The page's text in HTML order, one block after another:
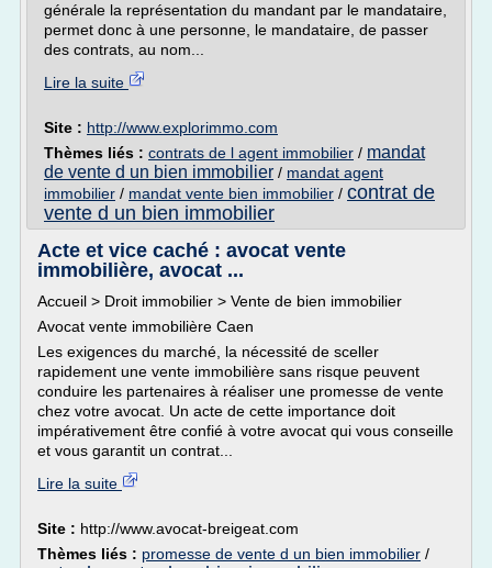
générale la représentation du mandant par le mandataire,
permet donc à une personne, le mandataire, de passer
des contrats, au nom...
Lire la suite
Site : http://www.explorimmo.com
Thèmes liés : contrats de l agent immobilier / mandat
de vente d un bien immobilier / mandat agent
immobilier / mandat vente bien immobilier / contrat de
vente d un bien immobilier
Acte et vice caché : avocat vente
immobilière, avocat ...
Accueil > Droit immobilier > Vente de bien immobilier
Avocat vente immobilière Caen
Les exigences du marché, la nécessité de sceller
rapidement une vente immobilière sans risque peuvent
conduire les partenaires à réaliser une promesse de vente
chez votre avocat. Un acte de cette importance doit
impérativement être confié à votre avocat qui vous conseille
et vous garantit un contrat...
Lire la suite
Site : http://www.avocat-breigeat.com
Thèmes liés : promesse de vente d un bien immobilier /